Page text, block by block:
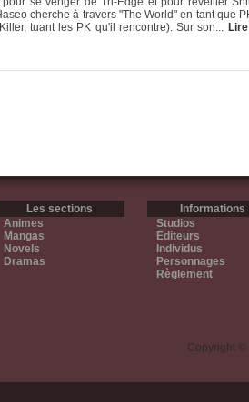
cherche à travers "The World" en tant que
tuant les PK qu'il rencontre). Sur son...
Les sections
Animes
Mangas
Novels
Dramas
Informations
Studios
Editeurs
Individus
Personnages
Règlement
Copyright ©